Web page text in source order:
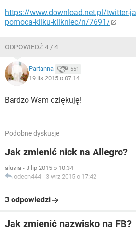
https://www.download.net.pl/twitter-
pomoca-kilku-klikniec/n/7691/
ODPOWIEDŹ 4 / 4
Partanna 551
19 lis 2015 o 07:14
Bardzo Wam dziękuję!
Podobne dyskusje
Jak zmienić nick na Allegro?
alusia - 8 lip 2015 o 10:34
odeon444 - 3 wrz 2015 o 17:42
3 odpowiedzi
Jak zmienić nazwisko na FB?